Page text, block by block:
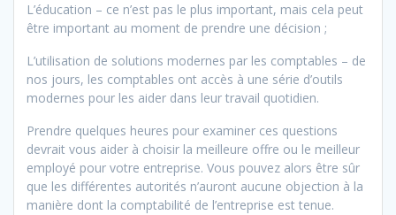
L’éducation – ce n’est pas le plus important, mais cela peut
être important au moment de prendre une décision ;
L’utilisation de solutions modernes par les comptables – de
nos jours, les comptables ont accès à une série d’outils
modernes pour les aider dans leur travail quotidien.
Prendre quelques heures pour examiner ces questions
devrait vous aider à choisir la meilleure offre ou le meilleur
employé pour votre entreprise. Vous pouvez alors être sûr
que les différentes autorités n’auront aucune objection à la
manière dont la comptabilité de l’entreprise est tenue.